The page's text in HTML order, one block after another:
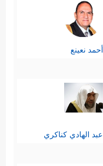
أحمد نعينع
عبد الهادي كناكري